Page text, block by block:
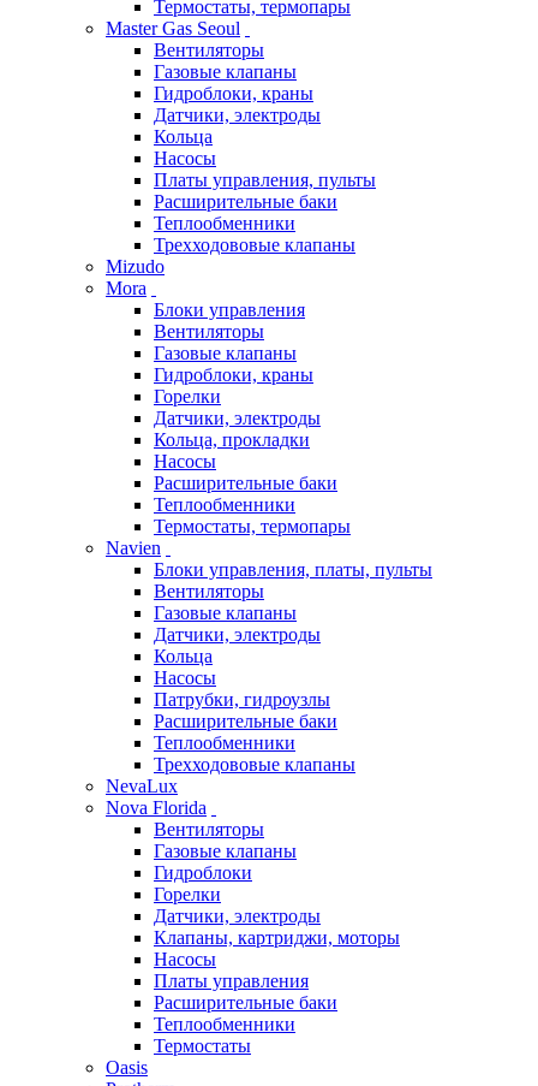
Термостаты, термопары
Master Gas Seoul
Вентиляторы
Газовые клапаны
Гидроблоки, краны
Датчики, электроды
Кольца
Насосы
Платы управления, пульты
Расширительные баки
Теплообменники
Трехходововые клапаны
Mizudo
Mora
Блоки управления
Вентиляторы
Газовые клапаны
Гидроблоки, краны
Горелки
Датчики, электроды
Кольца, прокладки
Насосы
Расширительные баки
Теплообменники
Термостаты, термопары
Navien
Блоки управления, платы, пульты
Вентиляторы
Газовые клапаны
Датчики, электроды
Кольца
Насосы
Патрубки, гидроузлы
Расширительные баки
Теплообменники
Трехходововые клапаны
NevaLux
Nova Florida
Вентиляторы
Газовые клапаны
Гидроблоки
Горелки
Датчики, электроды
Клапаны, картриджи, моторы
Насосы
Платы управления
Расширительные баки
Теплообменники
Термостаты
Oasis